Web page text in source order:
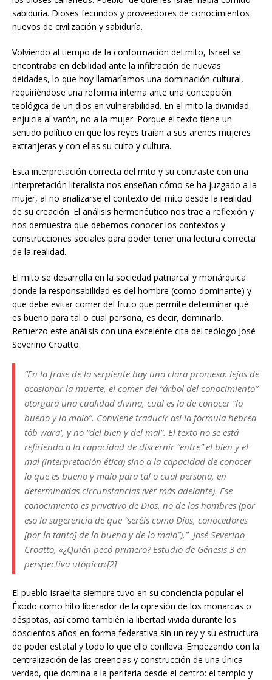
sabiduría. Dioses fecundos y proveedores de conocimientos
nuevos de civilización y sabiduría.
Volviendo al tiempo de la conformación del mito, Israel se
encontraba en debilidad ante la infiltración de nuevas
deidades, lo que hoy llamaríamos una dominación cultural,
requiriéndose una reforma interna ante una concepción
teológica de un dios en vulnerabilidad. En el mito la divinidad
enjuicia al varón, no a la mujer. Porque el texto tiene un
sentido político en que los reyes traían a sus arenes mujeres
extranjeras y con ellas su culto y cultura.
Esta interpretación correcta del mito y su contraste con una
interpretación literalista nos enseñan cómo se ha juzgado a la
mujer, al no analizarse el contexto del mito desde la realidad
de su creación. El análisis hermenéutico nos trae a reflexión y
nos demuestra que debemos conocer los contextos y
construcciones sociales para poder tener una lectura correcta
de la realidad.
El mito se desarrolla en la sociedad patriarcal y monárquica
donde la responsabilidad es del hombre (como dominante) y
que debe evitar comer del fruto que permite determinar qué
es bueno para tal o cual persona, es decir, dominarlo.
Refuerzo este análisis con una excelente cita del teólogo José
Severino Croatto:
“En la frase de la serpiente hay una clara promesa: lejos de
ocasionar la muerte, el comer del “árbol del conocimiento”
otorgará una cualidad divina, cual es la de conocer “lo
bueno y lo malo”. Conviene traducir así la fórmula hebrea
tôb wara’, y no “del bien y del mal”. El texto no se está
refiriendo a la capacidad de discernir “entre” el bien y el
mal (interpretación ética) sino a la capacidad de conocer
lo que es bueno y malo para tal o cual persona, en
determinadas circunstancias (ver más adelante). Ese
conocimiento es privativo de Dios, no de los hombres (por
eso la sugerencia de que “seréis como Dios, conocedores
[por lo tanto] de lo bueno y de lo malo”).” José Severino
Croatto, «¿Quién pecó primero? Estudio de Génesis 3 en
perspectiva utópica»[2]
El pueblo israelita siempre tuvo en su conciencia popular el
Éxodo como hito liberador de la opresión de los monarcas o
déspotas, así como también la libertad vivida durante los
doscientos años en forma federativa sin un rey y su estructura
de poder estatal y todo lo que ello conlleva. Empezando con la
centralización de las creencias y construcción de una única
verdad, que domina a la periferia desde el centro: el templo y